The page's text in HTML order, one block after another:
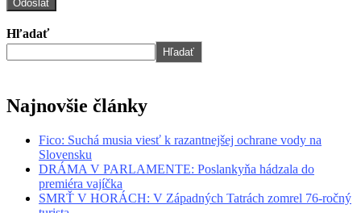
Hľadať
Hľadať
Najnovšie články
Fico: Suchá musia viesť k razantnejšej ochrane vody na
Slovensku
DRÁMA V PARLAMENTE: Poslankyňa hádzala do
premiéra vajíčka
SMRŤ V HORÁCH: V Západných Tatrách zomrel 76-ročný